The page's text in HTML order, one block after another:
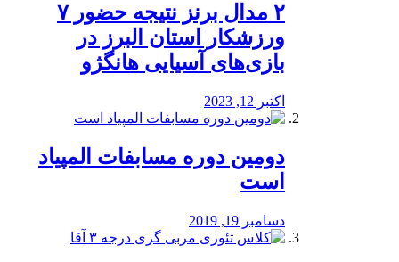
۲ مدال برنز نتیجه حضور ۷
ورزشکار استان البرز در
بازی‌های آسیایی هانگژو
اکتبر 12, 2023
دومین دوره مسابفات المپیاد
است
دسامبر 19, 2019